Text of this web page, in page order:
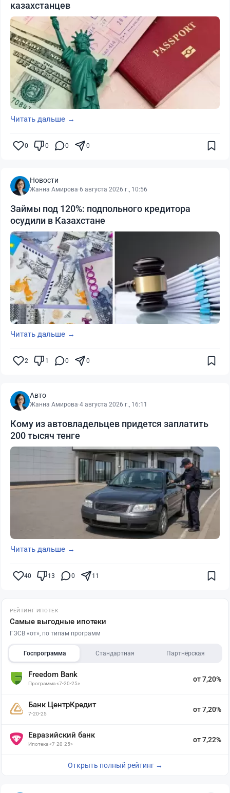
казахстанцев
Читать дальше →
0 0 0 0
Новости
Жанна Амирова·6 августа 2026 г., 10:56
Займы под 120%: подпольного кредитора
осудили в Казахстане
Читать дальше →
2 1 0 0
Авто
Жанна Амирова·4 августа 2026 г., 16:11
Кому из автовладельцев придется заплатить
200 тысяч тенге
Читать дальше →
40 13 0 11
РЕЙТИНГ ИПОТЕК
Самые выгодные ипотеки
ГЭСВ «от», по типам программ
Госпрограмма Стандартная Партнёрская
Freedom Bank
Программа «7-20-25»
от 7,20%
Банк ЦентрКредит
7-20-25
от 7,20%
Евразийский банк
Ипотека «7-20-25»
от 7,22%
Открыть полный рейтинг →